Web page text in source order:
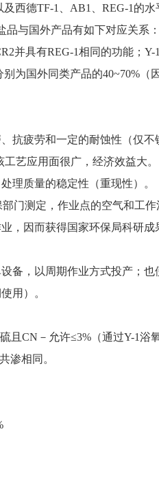
西德TF-1、AB1、REG-1的
与国外产品有如下对应关系：
并具有REG-1相同的功能；Y-
国外同类产品的40~70%（因
疲劳和一定的耐蚀性（仅不
艺应用面很广，经济效益大。
质量的稳定性（重现性）。
测定，作业点的空气和工作
，因而获得国家环保局科研成
，以周期作业方式投产；也
用）。
CN－允许≤3%（通过Y-1浴
渗相同。